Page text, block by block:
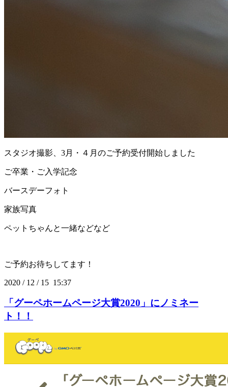
スタジオ撮影、3月・４月のご予約受付開始しました
ご卒業・ご入学記念
バースデーフォト
家族写真
ペットちゃんと一緒などなど
ご予約お待ちしてます！
2020 / 12 / 15 15:37
「グーペホームページ大賞2020」にノミネー
ト！！